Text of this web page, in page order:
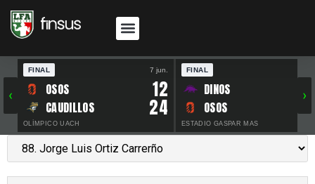
‹
FINAL 7 jun.
OSOS 12
CAUDILLOS 24
OLÍMPICO UACH
FINAL
DINOS
OSOS
ESTADIO GASPAR MAS
›